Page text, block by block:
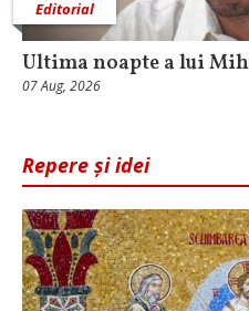
Editorial
Ultima noapte a lui
07 Aug, 2026
Repere și idei